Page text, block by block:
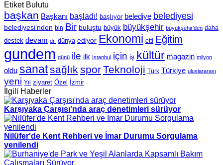
Etiket Bulutu
başkan Başkanı başladı! başlıyor belediye belediyesi
belediyesi’nden bin Bir buluştu büyük büyükşehir büyükşehir’den daha
destek devam dr. dünya ediyor Ekonomi etti Eğitim
gundem günü ile ilk Istanbul için iş kültür magazin milyon
oldu sanatsağlık sporTeknoloji Türk Türkiye uluslararası
yeni Yıl ziyaret Özel İzmir
İlgili Haberler
Karşıyaka Çarşısı'nda araç denetimleri sürüyor
Nilüfer'de Kent Rehberi ve İmar Durumu Sorgulama
yenilendi